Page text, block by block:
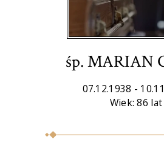
śp. MARIAN
07.12.1938 -
Wiek: 86 lat